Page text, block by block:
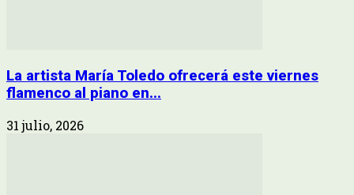
La artista María Toledo ofrecerá este viernes
flamenco al piano en...
31 julio, 2026